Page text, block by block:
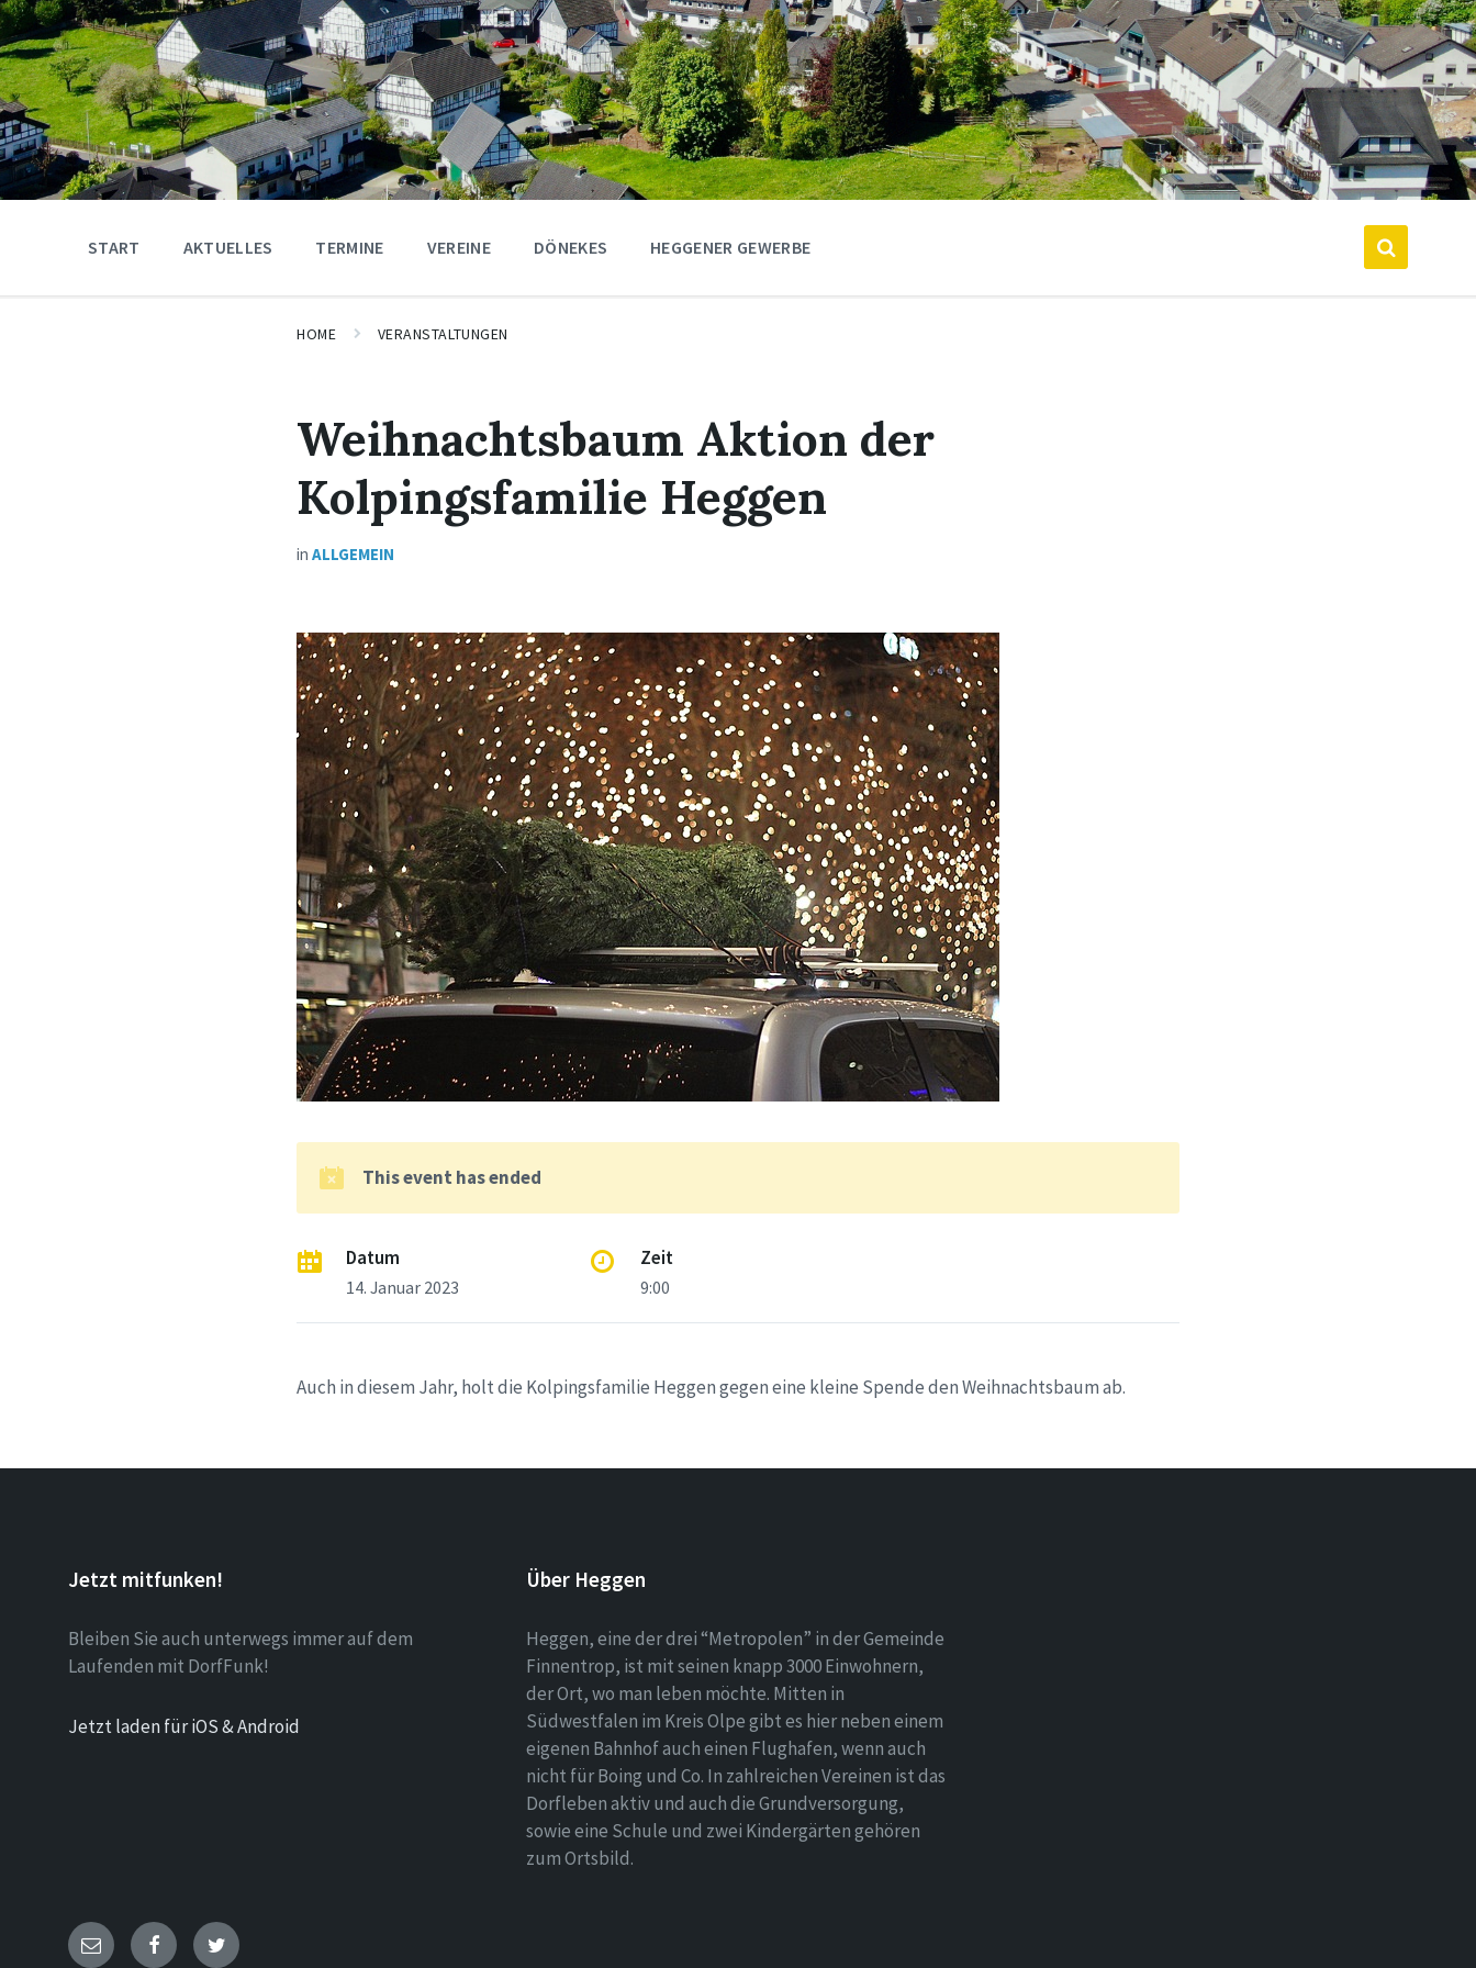
START AKTUELLES TERMINE VEREINE DÖNEKES HEGGENER GEWERBE
HOME VERANSTALTUNGEN
Weihnachtsbaum Aktion der
Kolpingsfamilie Heggen
inALLGEMEIN
This event has ended
Datum
14. Januar 2023
Zeit
9:00
Auch in diesem Jahr, holt die Kolpingsfamilie Heggen gegen eine kleine Spende den Weihnachtsbaum ab.
Jetzt mitfunken!
Bleiben Sie auch unterwegs immer auf dem
Laufenden mit DorfFunk!
Jetzt laden für iOS & Android
Über Heggen
Heggen, eine der drei “Metropolen” in der Gemeinde
Finnentrop, ist mit seinen knapp 3000 Einwohnern,
der Ort, wo man leben möchte. Mitten in
Südwestfalen im Kreis Olpe gibt es hier neben einem
eigenen Bahnhof auch einen Flughafen, wenn auch
nicht für Boing und Co. In zahlreichen Vereinen ist das
Dorfleben aktiv und auch die Grundversorgung,
sowie eine Schule und zwei Kindergärten gehören
zum Ortsbild.
E- FacebookTwitter